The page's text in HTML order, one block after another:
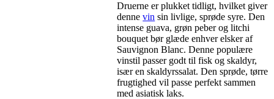
Druerne er plukket tidligt, hvilket giver
dennevin sin livlige, sprøde syre. Den
intense guava, grøn peber og litchi
bouquet bør glæde enhver elsker af
Sauvignon Blanc. Denne populære
vinstil passer godt til fisk og skaldyr,
især en skaldyrssalat. Den sprøde, tørre
frugtighed vil passe perfekt sammen
med asiatisk laks.